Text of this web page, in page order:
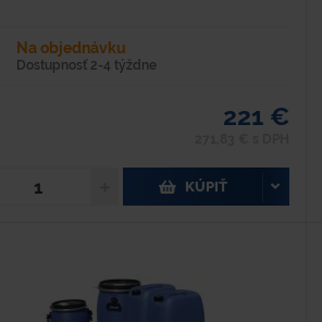
Na objednávku
Dostupnosť 2-4 týždne
221 €
KÚPIŤ